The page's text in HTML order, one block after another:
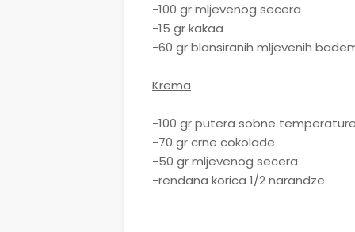
-100 gr mljevenog secera
-15 gr kakaa
-60 gr blansiranih mljevenih
Krema
-100 gr putera sobne
-70 gr crne cokolade
-50 gr mljevenog secera
-rendana korica 1/2 narandze